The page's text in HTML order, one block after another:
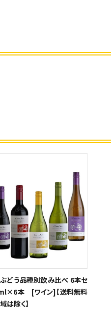
どう品種別飲み比べ 6本セ
本 [ワイン]【送料無料
は除く】